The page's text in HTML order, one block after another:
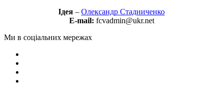
Ідея – Олександр Стадниченко
E-mail: fcvadmin@ukr.net
Ми в соціальних мережах